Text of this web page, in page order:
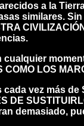
a la
similares.
LOS
vez más de
DE
demasiado,